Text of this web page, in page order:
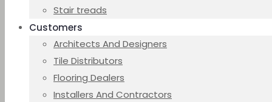
Stair treads
Customers
Architects And Designers
Tile Distributors
Flooring Dealers
Installers And Contractors